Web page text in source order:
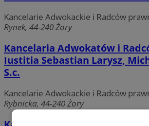
Kancelarie Adwokackie i Radców
Rynek, 44-240 Żory
Kancelaria Adwokatów i
Iustitia Sebastian Larysz,
S.c.
Kancelarie Adwokackie i Radców
Rybnicka, 44-240 Żory